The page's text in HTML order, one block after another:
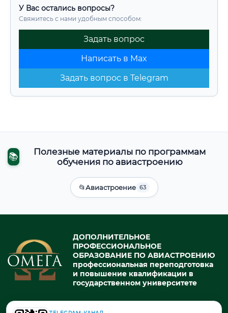
У Вас остались вопросы?
Свяжитесь с нами удобным способом:
Задать вопрос
Написать в Max
Задать вопрос в Telegram
📚
Полезные материалы по программам
обучения по авиастроению
📂Авиастроение 63
ДОПОЛНИТЕЛЬНОЕ
ПРОФЕССИОНАЛЬНОЕ
ОБРАЗОВАНИЕ ПО АВИАСТРОЕНИЮ
профессиональная переподготовка
и повышение квалификации в
государственном университете